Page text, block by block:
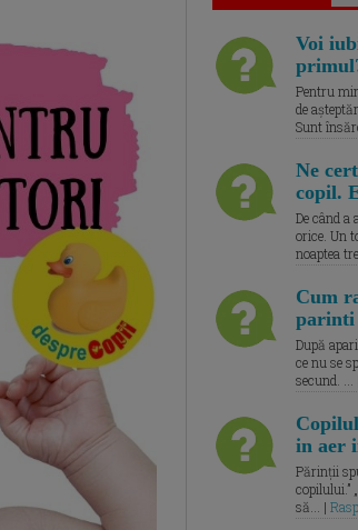
Voi
Pentru
de
Sunt
Ne
copil.
De când a
orice. Un
noaptea
Cum
parinti
După
ce nu se
secund. ... |
in aer
Părinții
copilului.”
să... |